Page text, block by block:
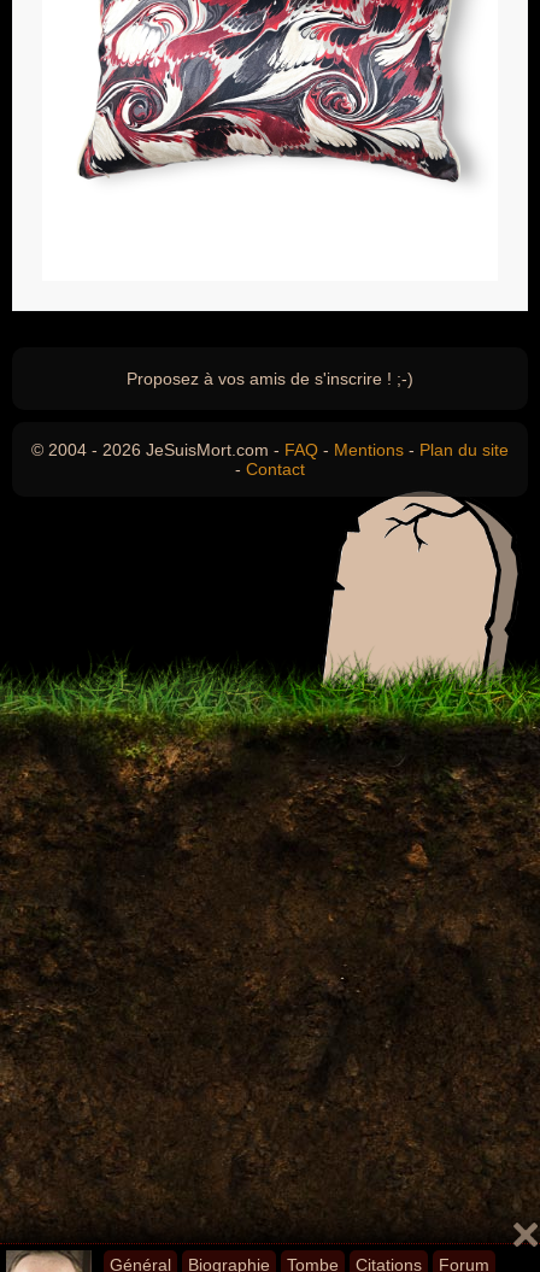
Général Biographie Tombe Citations Forum
Proposez à vos amis de s'inscrire ! ;-)
© 2004 - 2026 JeSuisMort.com - FAQ - Mentions - Plan du site
- Contact